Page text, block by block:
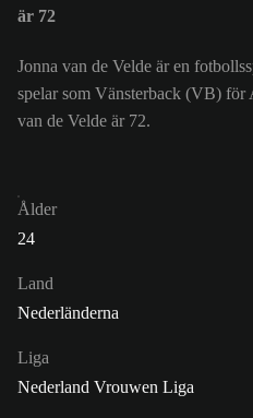
är 72
Jonna van de Velde är en
spelar som Vänsterback (VB) för
van de Velde är 72.
Ålder
24
Land
Nederländerna
Liga
Nederland Vrouwen Liga